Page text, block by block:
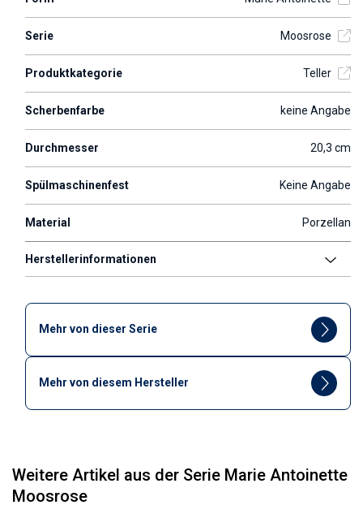
Serie Moosrose
Produktkategorie Teller
Scherbenfarbe keine Angabe
Durchmesser 20,3 cm
Spülmaschinenfest Keine Angabe
Material Porzellan
Herstellerinformationen
Mehr von dieser Serie
Mehr von diesem Hersteller
Weitere Artikel aus der Serie Marie Antoinette
Moosrose